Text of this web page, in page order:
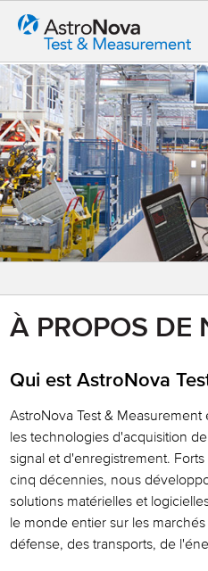
Vue d'ensemble
Témoignages de clients
Engagement des clients
Technologie innovante
Carrières
Astro-Med est maintenant
À PROPOS DE
Qui est AstroNova
AstroNova Test &
les technologies d'acquisition
signal et d'enregistrement.
cinq décennies, nous
solutions matérielles et
le monde entier sur les
défense, des transports, de